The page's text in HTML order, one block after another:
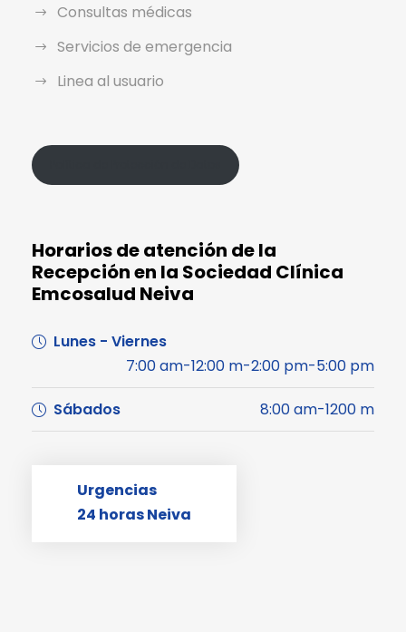
Consultas médicas
Servicios de emergencia
Linea al usuario
Horarios de atención de la
Recepción en la Sociedad Clínica
Emcosalud Neiva
Lunes - Viernes
7:00 am-12:00 m-2:00 pm-5:00 pm
Sábados 8:00 am-1200 m
Urgencias
24 horas Neiva